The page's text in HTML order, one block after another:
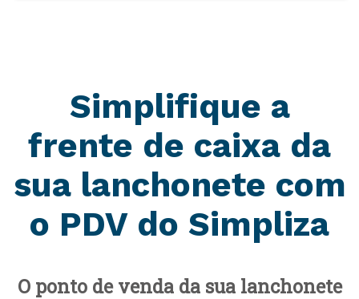
Simplifique a
frente de caixa da
sua lanchonete com
o PDV do Simpliza
O ponto de venda da sua lanchonete